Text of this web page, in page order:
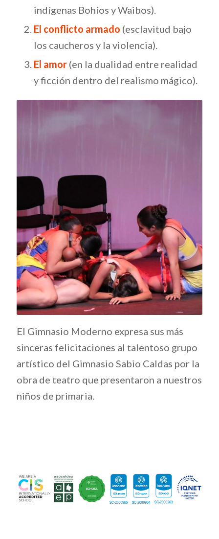
indígenas Bohíos y Waibos).
El conflicto armado (esclavitud bajo
los caucheros y la violencia).
El amor(en la dualidad entre realidad
y ficción dentro del realismo mágico).
El Gimnasio Moderno expresa sus más
sinceras felicitaciones al talentoso grupo
artístico del Gimnasio Sabio Caldas por la
obra de teatro que presentaron a nuestros
niños de primaria.